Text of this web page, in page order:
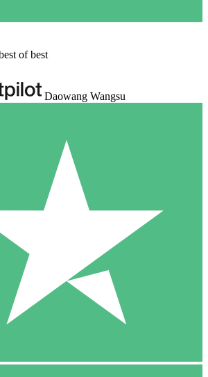
of best
Daowang Wangsu